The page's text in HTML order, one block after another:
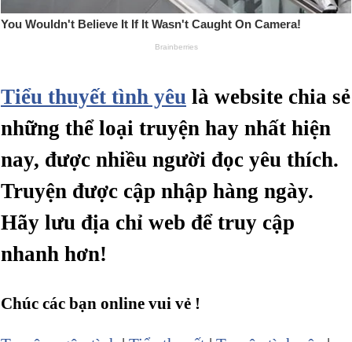
Tiểu thuyết tình yêu là website chia sẻ
những thể loại truyện hay nhất hiện
nay, được nhiều người đọc yêu thích.
Truyện được cập nhập hàng ngày.
Hãy lưu địa chỉ web để truy cập
nhanh hơn!
Chúc các bạn online vui vẻ !